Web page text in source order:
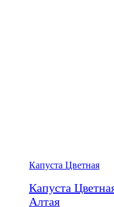
Капуста Цветная
Капуста
Алтая